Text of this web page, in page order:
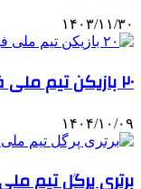
۱۴۰۳/۱۱/۳۰
۲۰ بازیکن تیم ملی فوتسال ایران مشخص شدند
۱۴۰۴/۱۰/۰۹
برتری پرگل تیم